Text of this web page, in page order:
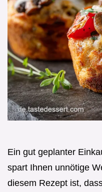
Ein gut geplanter
spart Ihnen unnötige
diesem Rezept ist,